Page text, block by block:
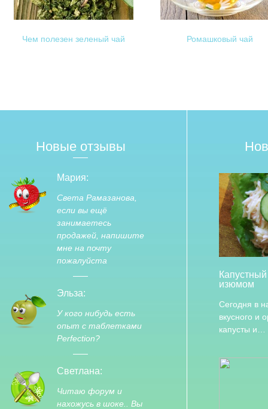
Чем полезен зеленый чай Ромашковый чай
Новые отзывы
Мария:
Света Рамазанова,
если вы ещё
занимаетесь
продажей, напишите
мне на почту
пожалуйста
Эльза:
У кого нибудь есть
опыт с таблетками
Perfection?
Светлана:
Читаю форум и
нахожусь в шоке.. Вы
изюмом
Сегодня в
вкусного и
капусты и…